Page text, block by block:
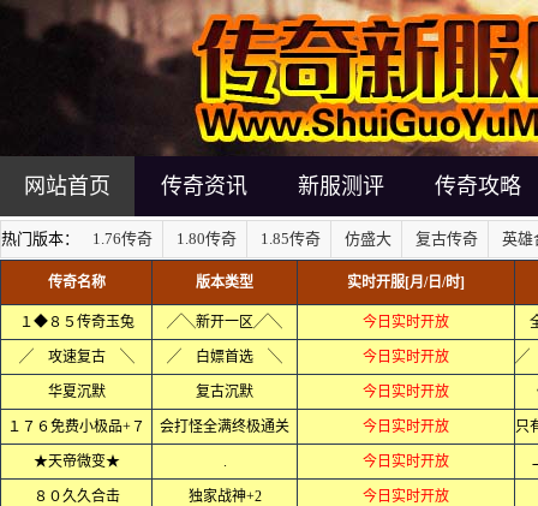
网站首页 传奇资讯 新服测评 传奇攻略
热门版本： 1.76传奇 1.80传奇 1.85传奇 仿盛大 复古传奇 英雄
传奇名称 版本类型 实时开服[月/日/时]
１◆８５传奇玉兔 ╱╲新开一区╱╲ 今日实时开放
╱ 攻速复古 ╲ ╱ 白嫖首选 ╲ 今日实时开放
华夏沉默 复古沉默 今日实时开放
１７６免费小极品+７ 会打怪全满终极通关 今日实时开放
★天帝微变★ . 今日实时开放
８０久久合击 独家战神+2 今日实时开放